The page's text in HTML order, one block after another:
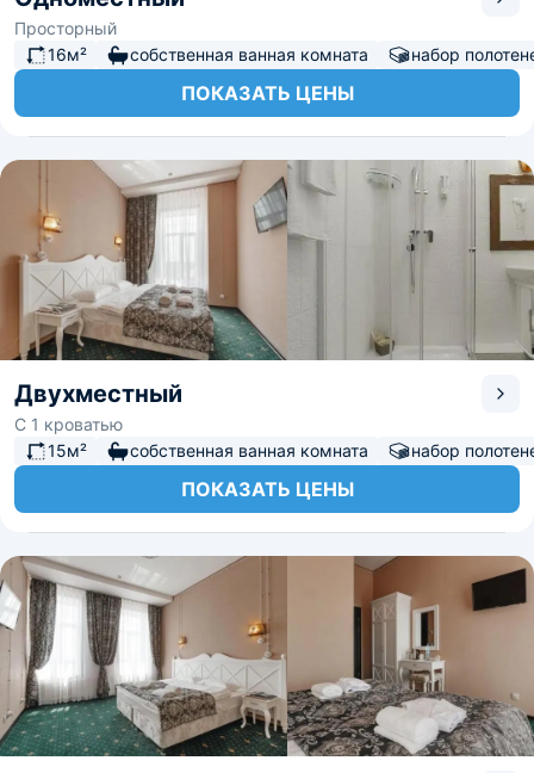
Просторный
16м²
собственная ванная комната набор
ПОКАЗАТЬ ЦЕНЫ
Двухместный
С 1 кроватью
15м²
собственная ванная комната набор
ПОКАЗАТЬ ЦЕНЫ